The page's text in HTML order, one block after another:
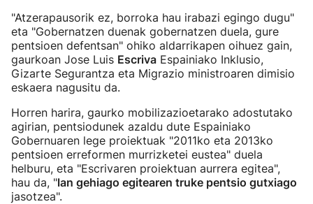
"Atzerapausorik ez, borroka hau irabazi egingo dugu"
eta "Gobernatzen duenak gobernatzen duela, gure
pentsioen defentsan" ohiko aldarrikapen oihuez gain,
gaurkoan Jose Luis Escriva Espainiako Inklusio,
Gizarte Segurantza eta Migrazio ministroaren dimisio
eskaera nagusitu da.
Horren harira, gaurko mobilizazioetarako adostutako
agirian, pentsiodunek azaldu dute Espainiako
Gobernuaren lege proiektuak "2011ko eta 2013ko
pentsioen erreformen murrizketei eustea" duela
helburu, eta "Escrivaren proiektuan aurrera egitea",
hau da, "lan gehiago egitearen truke pentsio gutxiago
jasotzea".